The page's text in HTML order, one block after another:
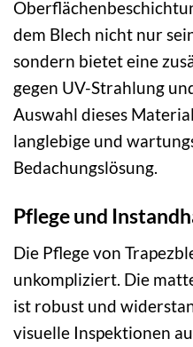
dem Blech nicht nur
sondern bietet eine
gegen UV-Strahlung
Auswahl dieses
langlebige und
Bedachungslösung.
Pflege und
Die Pflege von
unkompliziert. Die
ist robust und
visuelle Inspektionen